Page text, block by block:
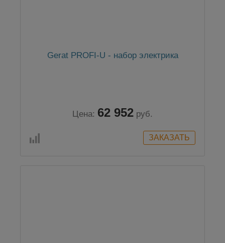
Gerat PROFI-U - набор электрика
Цена: 62 952 руб.